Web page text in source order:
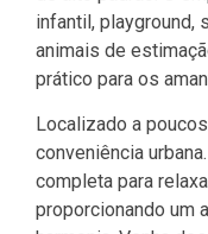
infantil, playground,
animais de
prático para os
Localizado a
conveniência
completa para
proporcionando um